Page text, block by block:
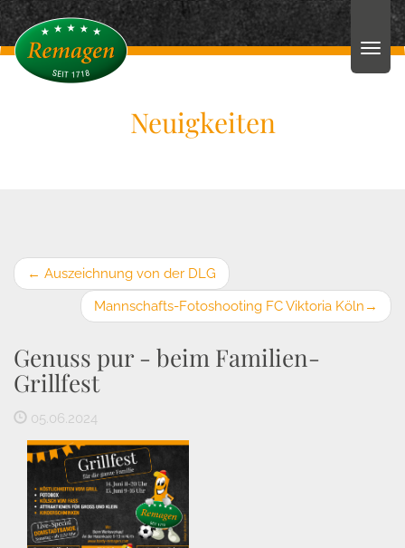
Neuigkeiten
← Auszeichnung von der DLG
Mannschafts-Fotoshooting FC Viktoria Köln →
Genuss pur - beim Familien-
Grillfest
05.06.2024